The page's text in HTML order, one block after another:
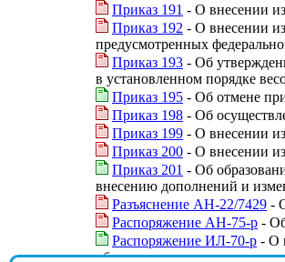
Приказ 191 - О внесении
Приказ 192 - О внесении
предусмотренных
Приказ 193 - Об
в установленном порядке
Приказ 195 - Об отмене
Приказ 198 - Об
Приказ 199 - О внесении
Приказ 200 - О внесении
Приказ 201 - Об
внесению дополнений и
Разъяснение АН-22/7429 -
Распоряжение АН-75-р -
Распоряжение ИЛ-70-р - О
общеземных системах